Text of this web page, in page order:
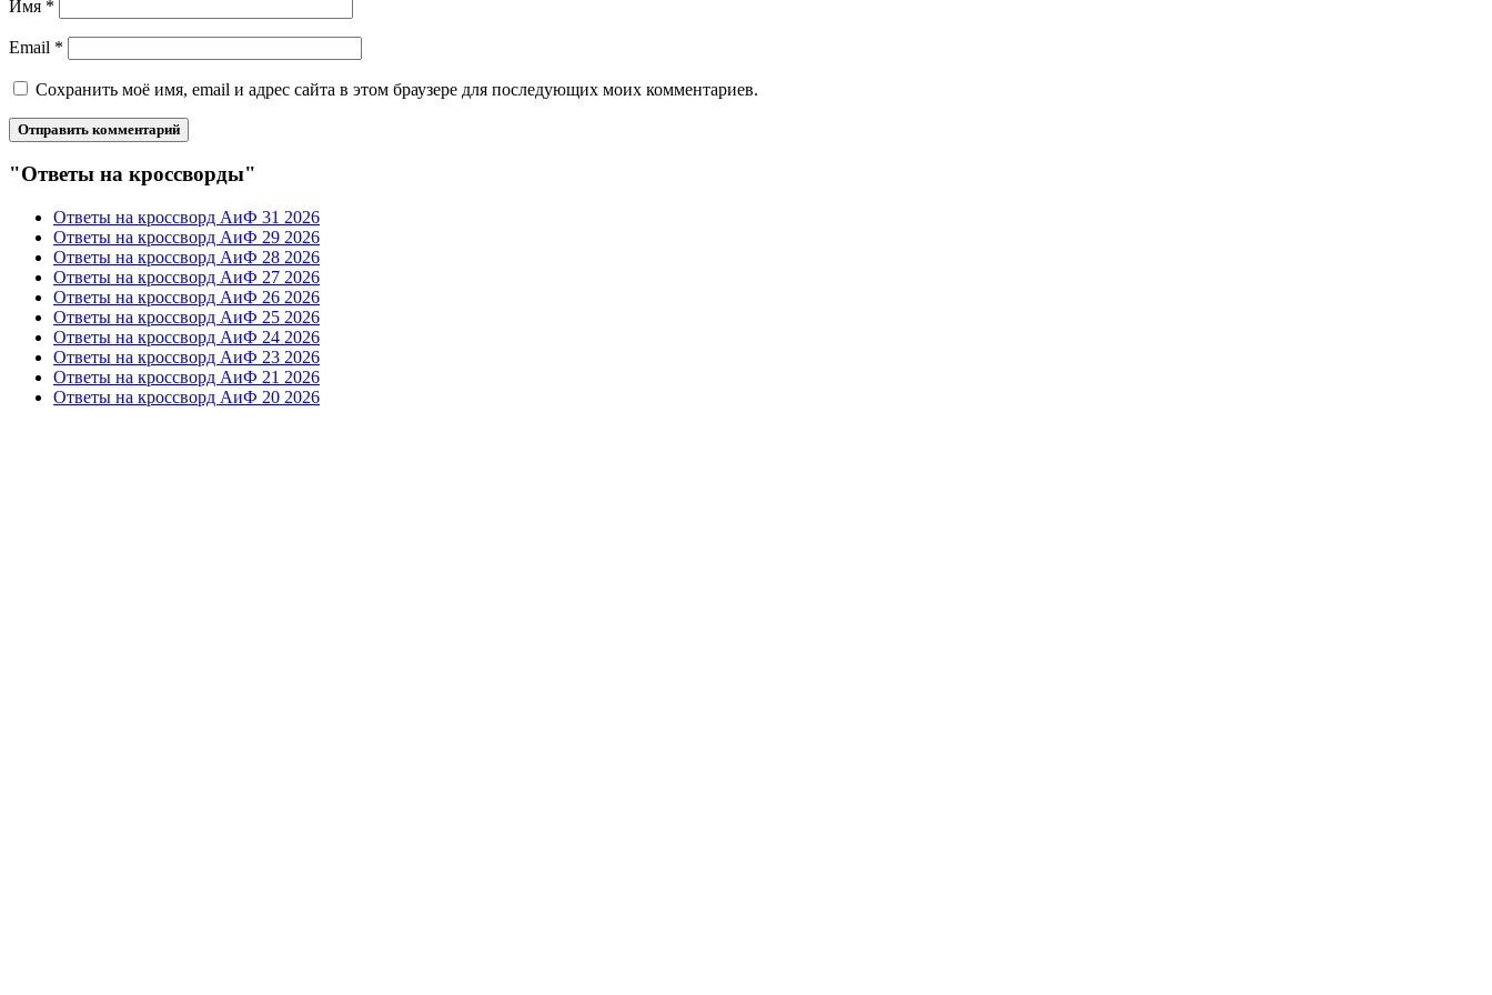
Имя *
Email *
Сохранить моё имя, email и адрес сайта в этом браузере для последующих моих комментариев.
"Ответы на кроссворды"
Ответы на кроссворд АиФ 31 2026
Ответы на кроссворд АиФ 29 2026
Ответы на кроссворд АиФ 28 2026
Ответы на кроссворд АиФ 27 2026
Ответы на кроссворд АиФ 26 2026
Ответы на кроссворд АиФ 25 2026
Ответы на кроссворд АиФ 24 2026
Ответы на кроссворд АиФ 23 2026
Ответы на кроссворд АиФ 21 2026
Ответы на кроссворд АиФ 20 2026